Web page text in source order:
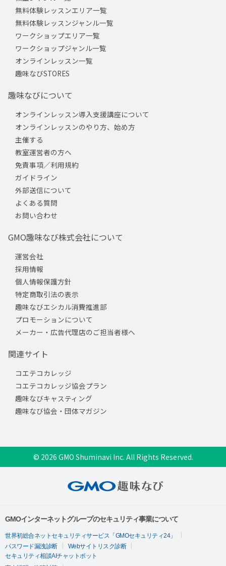
無料体験レッスンエリア一覧
無料体験レッスンジャンル一覧
ワークショップエリア一覧
ワークショップジャンル一覧
オンラインレッスン一覧
趣味なびSTORES
趣味なびについて
オンラインレッスン導入支援講座について
オンラインレッスンのやり方、始め方
主催する
教室運営者の方へ
免責事項／利用規約
ガイドライン
外部送信について
よくある質問
お問い合わせ
GMO趣味なび株式会社について
運営会社
採用情報
個人情報保護方針
特定商取引法の表示
趣味なびエシカル消費推進部
プロモーションについて
メーカー・広告代理店のご担当者様へ
関連サイト
コエテコカレッジ
コエテコカレッジ協会プラン
趣味なびキャスティング
趣味なび協会・団体マガジン
© 2026 GMO Shuminavi Inc. All Rights Reserved.